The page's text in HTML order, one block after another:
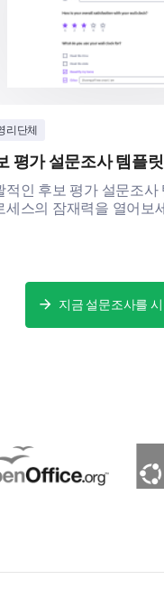
리단체
평가 설문조사 템플릿
적인 후보 평가 설문조사
세스의 잠재력을 열어보
지금 설문조사를